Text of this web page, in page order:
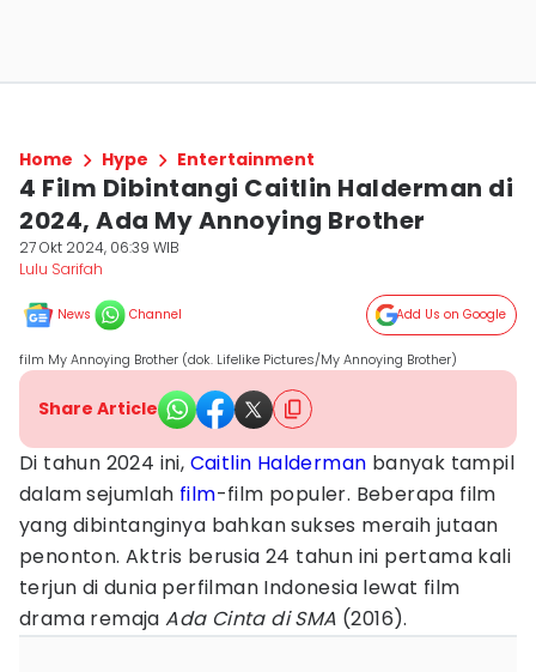
Home Hype Entertainment
4 Film Dibintangi Caitlin Halderman di
2024, Ada My Annoying Brother
27 Okt 2024, 06:39 WIB
Lulu Sarifah
News Channel Add Us on Google
film My Annoying Brother (dok. Lifelike Pictures/My Annoying Brother)
Share Article
Di tahun 2024 ini, Caitlin Halderman banyak tampil
dalam sejumlah film-film populer. Beberapa film
yang dibintanginya bahkan sukses meraih jutaan
penonton. Aktris berusia 24 tahun ini pertama kali
terjun di dunia perfilman Indonesia lewat film
drama remajaAda Cinta di SMA (2016).